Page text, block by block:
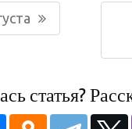
статья?